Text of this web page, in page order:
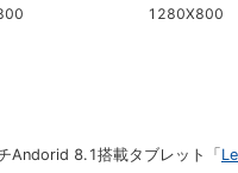
1280X800
8.1搭載タブレット「